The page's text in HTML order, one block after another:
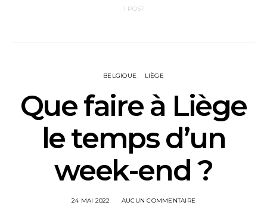
1 POST
BELGIQUE LIÈGE
Que faire à Liège
le temps d’un
week-end ?
24 MAI 2022 AUCUN COMMENTAIRE